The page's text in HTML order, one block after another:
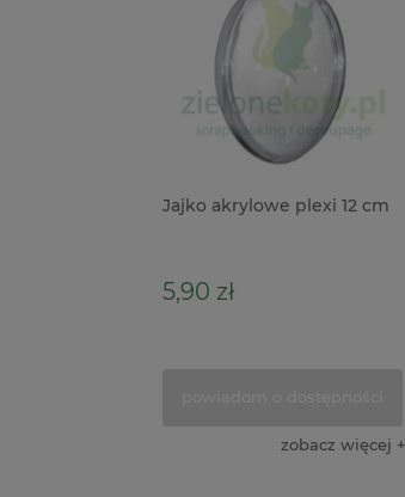
Jajko akrylowe plexi 12 cm
5,90 zł
zobacz więcej